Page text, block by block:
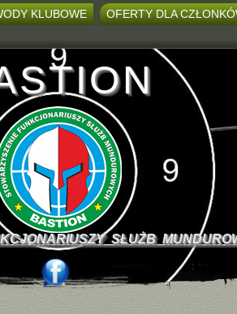
KLUBOWE OFERTY DLA
SŁUŻB